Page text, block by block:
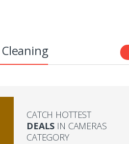
CATCH HOTTEST
DEALS IN CAMERAS
CATEGORY